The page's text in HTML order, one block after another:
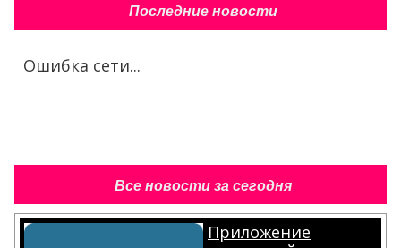
Последние новости
Ошибка сети...
Все новости за сегодня
Приложение